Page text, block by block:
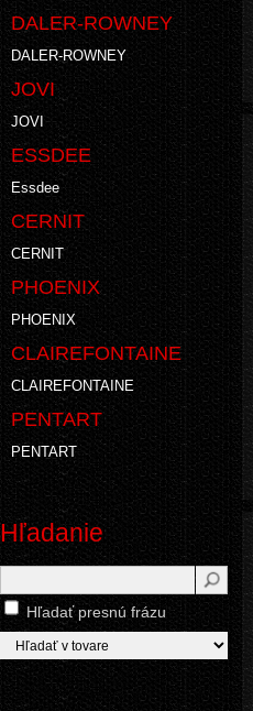
DALER-ROWNEY
DALER-ROWNEY
JOVI
JOVI
ESSDEE
Essdee
CERNIT
CERNIT
PHOENIX
PHOENIX
CLAIREFONTAINE
CLAIREFONTAINE
PENTART
PENTART
Hľadanie
Hľadať presnú frázu